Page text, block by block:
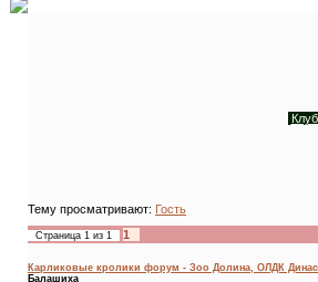
Тему просматривают: Гость
Страница 1 из 1 1
Карликовые кролики форум - Зоо Долина, ОЛДК
Балашиха